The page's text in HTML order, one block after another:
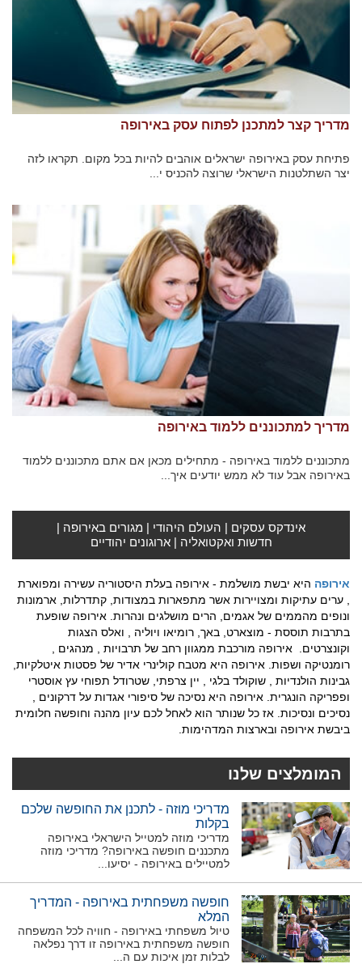
מדריך קצר למתכנן לפתוח עסק באירופה
פתיחת עסק באירופה ישראלים אוהבים להיות בכל מקום. תקראו לזה
יצר השתלטנות הישראלי שרוצה להכניס י...
מדריך למתכוננים ללמוד באירופה
מתכוננים ללמוד באירופה - מתחילים מכאן אם אתם מתכוננים ללמוד
באירופה אבל עוד לא ממש יודעים איך...
אינדקס עסקים | העולם היהודי | מגורים באירופה |
חדשות ואקטואליה |ארוגונים יהודיים
אירופה היא יבשת מושלמת - אירופה בעלת היסטוריה עשירה ומפוארת
, ערים עתיקות ומצויירות אשר מתפארות במצודות, קתדרלות, ארמונות
ונופים מהממים של אגמים, הרים מושלגים ונהרות. אירופה שופעת
בתרבות תוססת - מוצארט, באך, רומיאו ויוליה , ואלס הצגות
וקונצרטים. אירופה מורכבת ממגוון רחב של תרבויות , מנהגים ,
רומנטיקה ושפות. אירופה היא מטבח קולינרי אדיר של פסטות איטלקיות,
גבינות הולנדיות , שוקולד בלגי , יין צרפתי, שטרודל תפוחי עץ אוסטרי
ופפריקה הונגרית. אירופה היא נסיכה של סיפורי אגדות על דרקונים ,
נסיכים ונסיכות. אז כל שנותר הוא לאחל לכם עיון מהנה וחופשה חלומית
ביבשת אירופה ובארצות המדהימות.
המומלצים שלנו
מדריכי מוזה - לתכנן את החופשה שלכם
בקלות
מדריכי מוזה למטייל הישראלי באירופה
מתכננים חופשה באירופה? מדריכי מוזה
למטיילים באירופה - יסיעו...
חופשה משפחתית באירופה - המדריך
המלא
טיול משפחתי באירופה - חוויה לכל המשפחה
חופשה משפחתית באירופה זו דרך נפלאה
לבלות זמן איכות עם ה...